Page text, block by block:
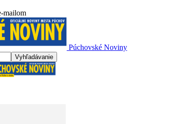
mailom
Púchovské Noviny